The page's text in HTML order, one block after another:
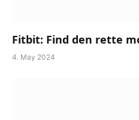
Fitbit: Find den rette
4. May 2024